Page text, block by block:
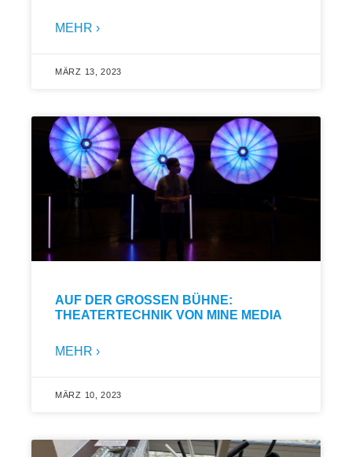
MEHR ›
MÄRZ 13, 2023
AUF DER GROSSEN BÜHNE: T
HEATERTECHNIK VON MINE MEDIA
MEHR ›
MÄRZ 10, 2023